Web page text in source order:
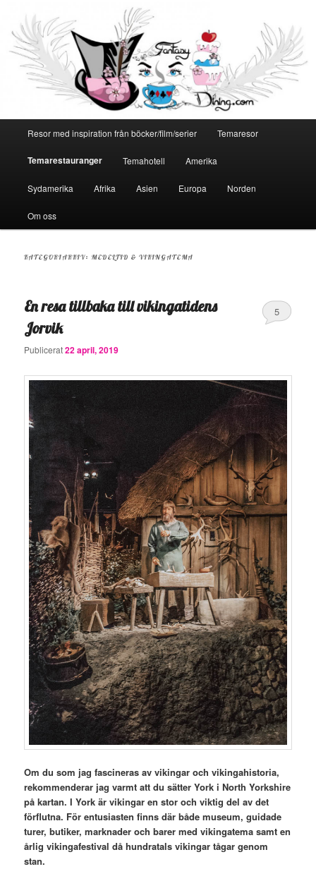
Hoppa
till
primärt
Hoppa
till
sekundärt
Resor med inspiration från böcker/film/serier Temaresor
Temarestauranger Temahotell Amerika
Sydamerika Afrika Asien Europa Norden
Om oss
KATEGORIARKIV: MEDELTID & VIKINGATEMA
En resa tillbaka till vikingatidens
Jorvik
Publicerat22 april, 2019
5
Om du som jag fascineras av vikingar och vikingahistoria,
rekommenderar jag varmt att du sätter York i North Yorkshire
på kartan. I York är vikingar en stor och viktig del av det
förflutna. För entusiasten finns där både museum, guidade
turer, butiker, marknader och barer med vikingatema samt en
årlig vikingafestival då hundratals vikingar tågar genom
stan.